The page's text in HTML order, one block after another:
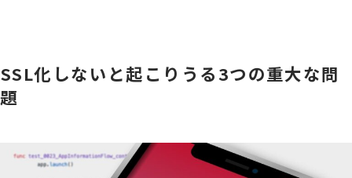
SSL化しないと起こりうる3つの重大な問
題